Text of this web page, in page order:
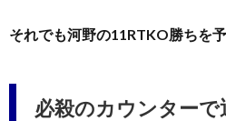
それでも河野の11RTKO勝ちを
必殺のカウンターで